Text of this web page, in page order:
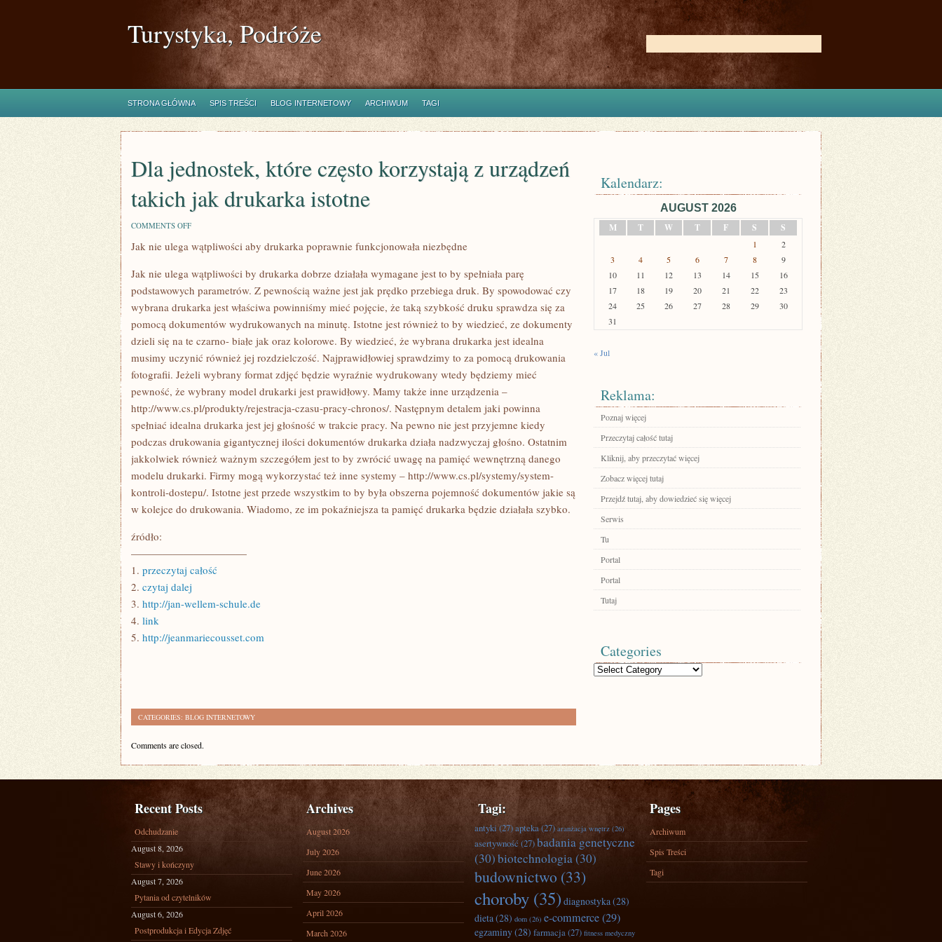
Turystyka, Podróże
STRONA GŁÓWNA SPIS TREŚCI BLOG INTERNETOWY ARCHIWUM TAGI
Dla jednostek, które często korzystają z urządzeń
takich jak drukarka istotne
COMMENTS OFFON
JEDNOSTEK,
KTÓRE
KORZYSTAJĄ
Z
URZĄDZEŃ
TAKICH
DRUKARKA
ISTOTNE
Jak nie ulega wątpliwości aby drukarka poprawnie funkcjonowała niezbędne
Jak nie ulega wątpliwości by drukarka dobrze działała wymagane jest to by spełniała parę
podstawowych parametrów. Z pewnością ważne jest jak prędko przebiega druk. By spowodować czy
wybrana drukarka jest właściwa powinniśmy mieć pojęcie, że taką szybkość druku sprawdza się za
pomocą dokumentów wydrukowanych na minutę. Istotne jest również to by wiedzieć, ze dokumenty
dzieli się na te czarno- białe jak oraz kolorowe. By wiedzieć, że wybrana drukarka jest idealna
musimy uczynić również jej rozdzielczość. Najprawidłowiej sprawdzimy to za pomocą drukowania
fotografii. Jeżeli wybrany format zdjęć będzie wyraźnie wydrukowany wtedy będziemy mieć
pewność, że wybrany model drukarki jest prawidłowy. Mamy także inne urządzenia –
http://www.cs.pl/produkty/rejestracja-czasu-pracy-chronos/. Następnym detalem jaki powinna
spełniać idealna drukarka jest jej głośność w trakcie pracy. Na pewno nie jest przyjemne kiedy
podczas drukowania gigantycznej ilości dokumentów drukarka działa nadzwyczaj głośno. Ostatnim
jakkolwiek również ważnym szczegółem jest to by zwrócić uwagę na pamięć wewnętrzną danego
modelu drukarki. Firmy mogą wykorzystać też inne systemy – http://www.cs.pl/systemy/system-
kontroli-dostepu/. Istotne jest przede wszystkim to by była obszerna pojemność dokumentów jakie są
w kolejce do drukowania. Wiadomo, ze im pokaźniejsza ta pamięć drukarka będzie działała szybko.
źródło:
———————————
1. przeczytaj całość
2. czytaj dalej
3. http://jan-wellem-schule.de
4. link
5. http://jeanmariecousset.com
CATEGORIES: BLOG INTERNETOWY
Comments are closed.
Kalendarz:
AUGUST 2026
M
T W T F S S
1
2
3
4 5 6 7 8
9
10
11 12 13 14 15
16
17
18 19 20 21 22
23
24
25 26 27 28 29
30
31
« Jul
Reklama:
Poznaj więcej
Przeczytaj całość tutaj
Kliknij, aby przeczytać więcej
Zobacz więcej tutaj
Przejdź tutaj, aby dowiedzieć się więcej
Serwis
Tu
Portal
Portal
Tutaj
Categories
Categories
Recent Posts
Odchudzanie
August 8, 2026
Stawy i kończyny
August 7, 2026
Pytania od czytelników
August 6, 2026
Postprodukcja i Edycja Zdjęć
Archives
August 2026
July 2026
June 2026
May 2026
April 2026
March 2026
Tagi:
antyki(27)apteka(27) aranżacja wnętrz (26)
asertywność (27)badania genetyczne
(30)biotechnologia(30)
budownictwo (33)
choroby (35) diagnostyka(28)
dieta(28) dom (26) e-commerce(29)
egzaminy(28) farmacja(27) fitness medyczny
Pages
Archiwum
Spis Treści
Tagi